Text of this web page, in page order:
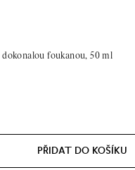
dokonalou foukanou, 50 ml